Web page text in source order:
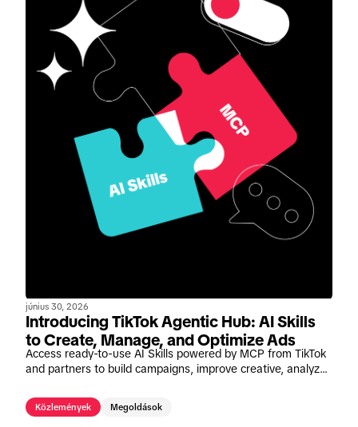
június 30, 2026
Introducing TikTok Agentic Hub: AI Skills
to Create, Manage, and Optimize Ads
Access ready-to-use AI Skills powered by MCP from TikTok
and partners to build campaigns, improve creative, analyze
catalogs—with less manual work.
Közlemények Megoldások